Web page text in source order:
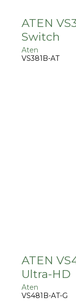
ATEN
Switch
Aten
VS381B-AT
ATEN
Ultra-HD
Aten
VS481B-AT-G